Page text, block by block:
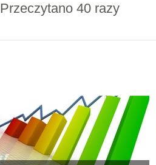
Przeczytano 40 razy